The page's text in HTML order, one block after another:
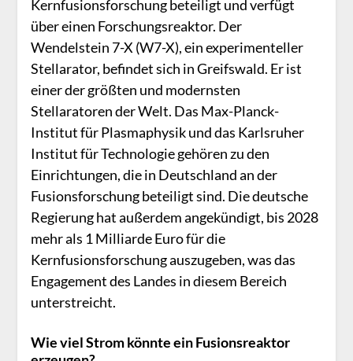
Kernfusionsforschung beteiligt und verfügt
über einen Forschungsreaktor. Der
Wendelstein 7-X (W7-X), ein experimenteller
Stellarator, befindet sich in Greifswald. Er ist
einer der größten und modernsten
Stellaratoren der Welt. Das Max-Planck-
Institut für Plasmaphysik und das Karlsruher
Institut für Technologie gehören zu den
Einrichtungen, die in Deutschland an der
Fusionsforschung beteiligt sind. Die deutsche
Regierung hat außerdem angekündigt, bis 2028
mehr als 1 Milliarde Euro für die
Kernfusionsforschung auszugeben, was das
Engagement des Landes in diesem Bereich
unterstreicht.
Wie viel Strom könnte ein Fusionsreaktor